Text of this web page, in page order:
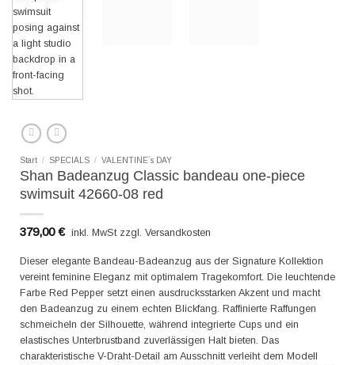
Start / SPECIALS / VALENTINE´s DAY
Shan Badeanzug Classic bandeau one-piece
swimsuit 42660-08 red
379,00€ inkl. MwSt zzgl. Versandkosten
Dieser elegante Bandeau-Badeanzug aus der Signature Kollektion
vereint feminine Eleganz mit optimalem Tragekomfort. Die leuchtende
Farbe Red Pepper setzt einen ausdrucksstarken Akzent und macht
den Badeanzug zu einem echten Blickfang. Raffinierte Raffungen
schmeicheln der Silhouette, während integrierte Cups und ein
elastisches Unterbrustband zuverlässigen Halt bieten. Das
charakteristische V-Draht-Detail am Ausschnitt verleiht dem Modell